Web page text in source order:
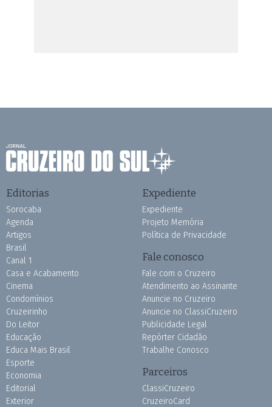
Editorias
Sorocaba
Agenda
Artigos
Brasil
Canal 1
Casa e Acabamento
Cinema
Condomínios
Cruzeirinho
Do Leitor
Educação
Educa Mais Brasil
Esporte
Economia
Editorial
Exterior
Expediente
Expediente
Projeto Memória
Política de Privacidade
Fale conosco
Fale com o Cruzeiro
Atendimento ao Assinante
Anuncie no Cruzeiro
Anuncie no ClassiCruzeiro
Publicidade Legal
Repórter Cidadão
Trabalhe Conosco
Parceiros
ClassiCruzeiro
CruzeiroCard